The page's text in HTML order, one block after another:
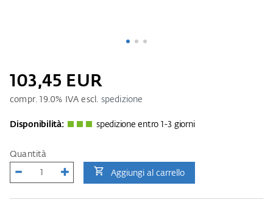
103,45 EUR
compr. 19.0% IVA escl. spedizione
Disponibilità: spedizione entro 1-3 giorni
Quantità
Aggiungi al carrello